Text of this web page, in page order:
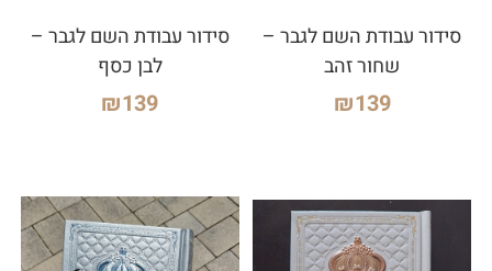
סידור עבודת השם לגבר –
שחור זהב
₪139
סידור עבודת השם לגבר –
לבן כסף
₪139